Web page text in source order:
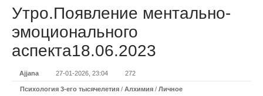
Утро.Появление ментально-
эмоционального
аспекта18.06.2023
Ajjana 27-01-2026, 23:04 272
Психология 3-его тысячелетия / Алхимия / Личное